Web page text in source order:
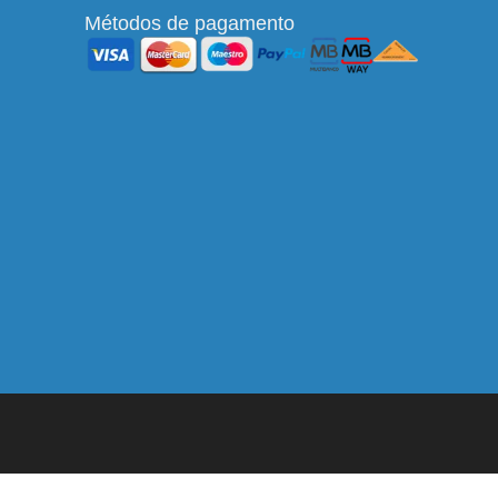
Métodos de pagamento